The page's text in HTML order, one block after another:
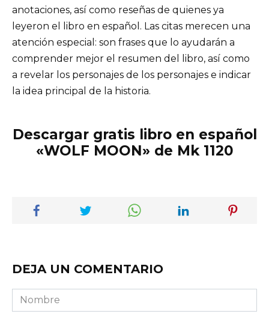
anotaciones, así como reseñas de quienes ya
leyeron el libro en español. Las citas merecen una
atención especial: son frases que lo ayudarán a
comprender mejor el resumen del libro, así como
a revelar los personajes de los personajes e indicar
la idea principal de la historia.
Descargar gratis libro en español
«WOLF MOON» de Mk 1120
DEJA UN COMENTARIO
Nombre